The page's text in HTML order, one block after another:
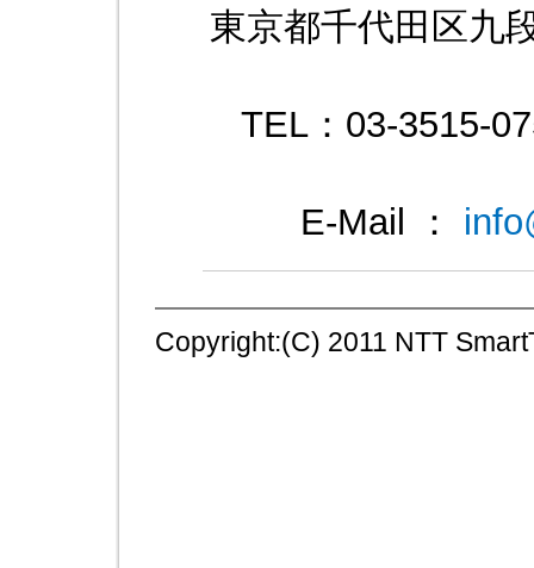
東京都千代田区九
TEL：03-3515-
E-Mail ：
Copyright:(C) 2011 NTT